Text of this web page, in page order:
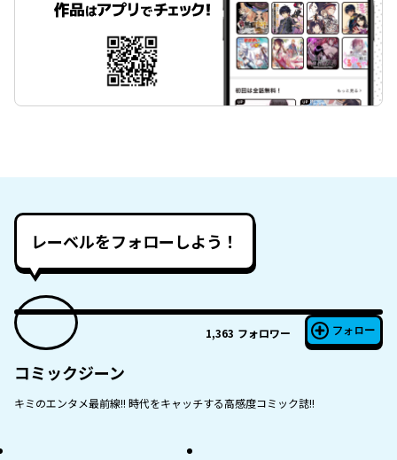
レーベルをフォローしよう！
1,363 フォロワー フォロー
コミックジーン
キミのエンタメ最前線!! 時代をキャッチする高感度コミック誌!!